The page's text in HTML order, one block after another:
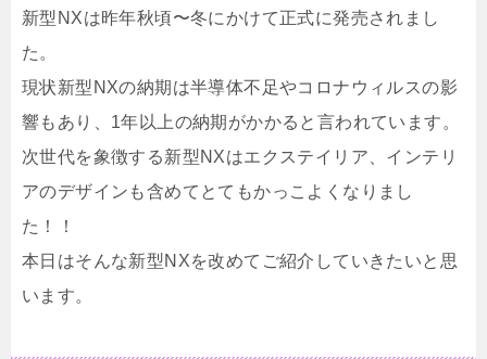
新型NXは昨年秋頃〜冬にかけて正式に発売されまし
た。
現状新型NXの納期は半導体不足やコロナウィルスの影
響もあり、1年以上の納期がかかると言われています。
次世代を象徴する新型NXはエクステイリア、インテリ
アのデザインも含めてとてもかっこよくなりまし
た！！
本日はそんな新型NXを改めてご紹介していきたいと思
います。